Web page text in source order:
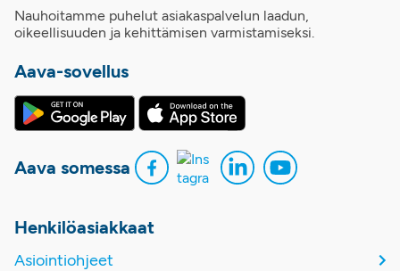
Nauhoitamme puhelut asiakaspalvelun laadun,
oikeellisuuden ja kehittämisen varmistamiseksi.
Aava-sovellus
Aava somessa
Henkilöasiakkaat
Asiointiohjeet